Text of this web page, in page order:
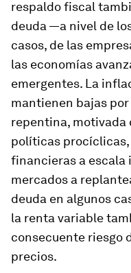
respaldo fiscal
deuda —a nivel de
casos, de las
las economías
emergentes. La
mantienen bajas
repentina, motivada
políticas
financieras a escala
mercados a
deuda en algunos
la renta variable
consecuente riesgo
precios.